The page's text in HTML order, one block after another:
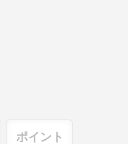
ポイント